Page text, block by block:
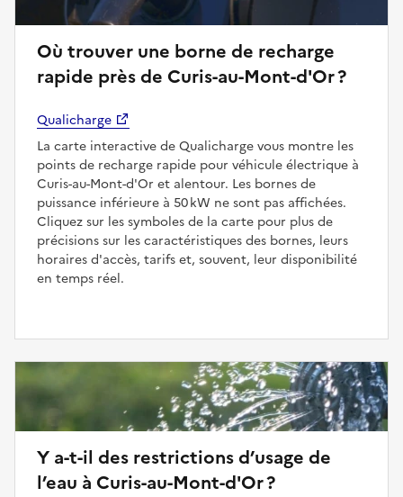
Où trouver une borne de recharge
rapide près de Curis-au-Mont-d'Or ?
Qualicharge
La carte interactive de Qualicharge vous montre les
points de recharge rapide pour véhicule électrique à
Curis-au-Mont-d'Or et alentour. Les bornes de
puissance inférieure à 50 kW ne sont pas affichées.
Cliquez sur les symboles de la carte pour plus de
précisions sur les caractéristiques des bornes, leurs
horaires d'accès, tarifs et, souvent, leur disponibilité
en temps réel.
Y a-t-il des restrictions d’usage de
l’eau à Curis-au-Mont-d'Or ?